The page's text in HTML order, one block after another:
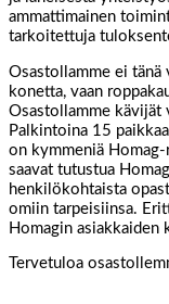
ammattimainen
tarkoitettuja
Osastollamme ei tänä
konetta, vaan
Osastollamme kävijät
Palkintoina 15
on kymmeniä
saavat tutustua
henkilökohtaista
omiin tarpeisiinsa.
Homagin asiakkaiden
Tervetuloa